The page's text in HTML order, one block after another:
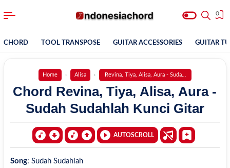
0
CHORD TOOL TRANSPOSE GUITAR ACCESSORIES GUITAR
Home Alisa Revina, Tiya, Alisa, Aura - Sudah Sudahlah
Chord Revina, Tiya, Alisa, Aura -
Sudah Sudahlah Kunci Gitar
AUTOSCROLL
Song: Sudah Sudahlah